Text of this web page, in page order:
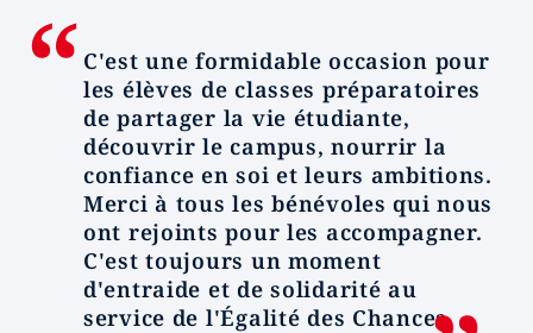
C'est une formidable occasion pour
les élèves de classes préparatoires
de partager la vie étudiante,
découvrir le campus, nourrir la
confiance en soi et leurs ambitions.
Merci à tous les bénévoles qui nous
ont rejoints pour les accompagner.
C'est toujours un moment
d'entraide et de solidarité au
service de l'Égalité des Chances